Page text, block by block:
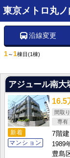
東京メトロ丸
沿線変更
1～1棟目 (1棟)
アジュール南大
新着
マンション
16.5
7階建
1989
豊島